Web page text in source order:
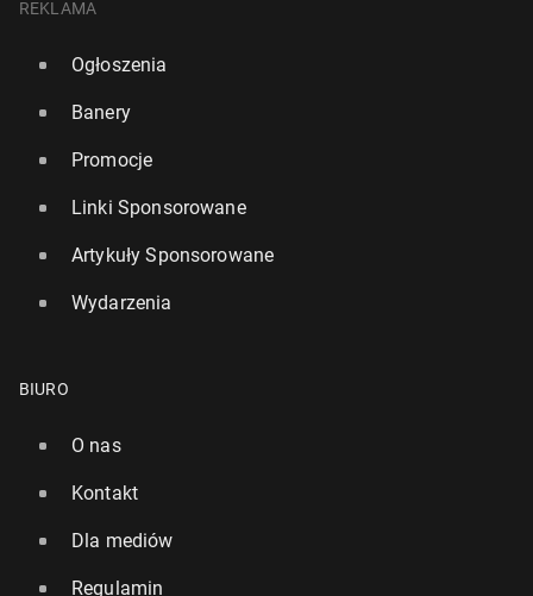
REKLAMA
Ogłoszenia
Banery
Promocje
Linki Sponsorowane
Artykuły Sponsorowane
Wydarzenia
BIURO
O nas
Kontakt
Dla mediów
Regulamin